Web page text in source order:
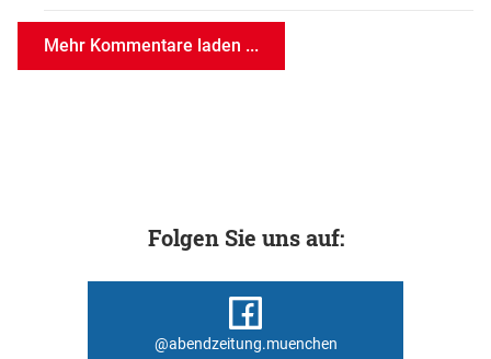
Mehr Kommentare laden ...
Folgen Sie uns auf:
@abendzeitung.muenchen